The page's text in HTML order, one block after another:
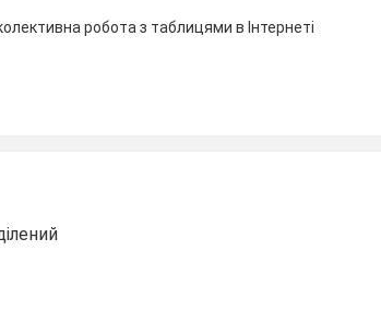
робота з таблицями в Інтернеті